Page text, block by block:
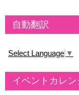
自動翻訳
Select Language ▼
イベントカレン